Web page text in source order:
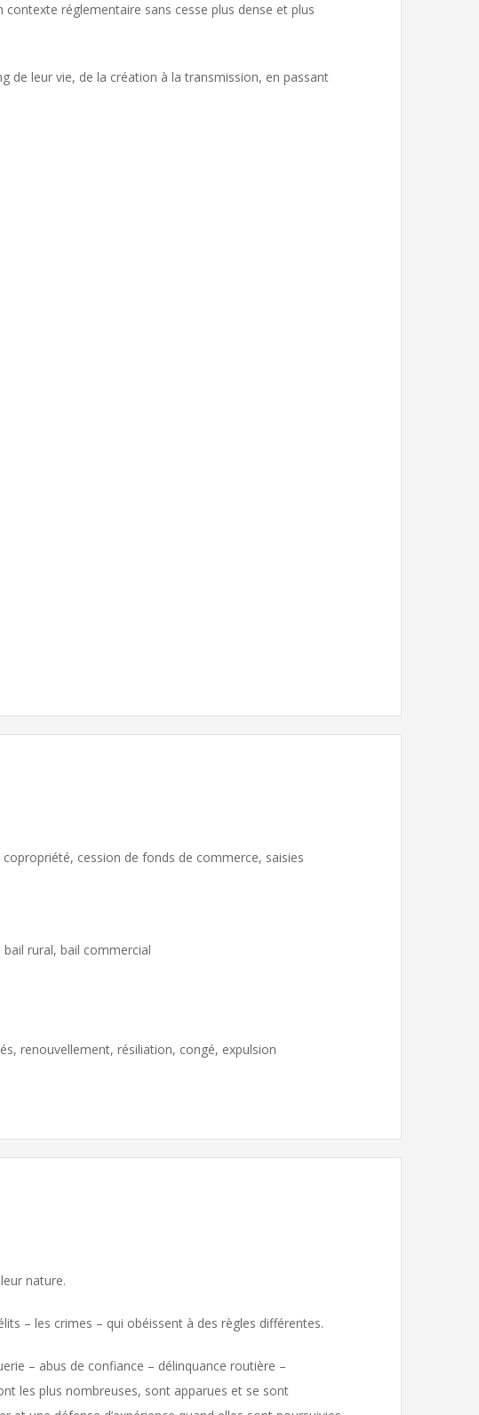
réglementaire sans cesse plus dense et plus
de leur vie, de la création à la transmission, en passant
cession de fonds de commerce, saisies
rural, bail commercial
renouvellement, résiliation, congé, expulsion
nature.
– les crimes – qui obéissent à des règles différentes.
– abus de confiance – délinquance routière –
les plus nombreuses, sont apparues et se sont